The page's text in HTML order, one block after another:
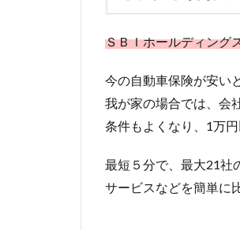
ＳＢＩホールディング
今の自動車保険が安い
我が家の場合では、会
条件もよくなり、1万
最短５分で、最大21社
サービスなどを簡単に